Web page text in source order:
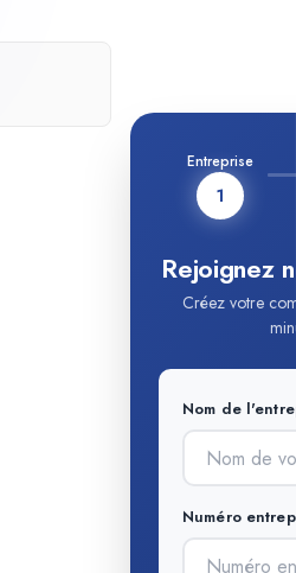
Entreprise
1
Rejoignez
Créez votre
Nom de
Numéro